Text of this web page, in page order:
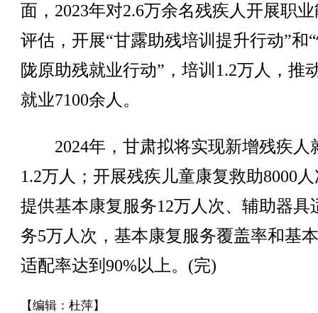
面，2023年对2.6万余名残疾人开展职
评估，开展“甘露助残培训提升行动”和
陇原助残就业行动”，培训1.2万人，推
就业7100余人。
2024年，甘肃拟将实现新增残疾人
1.2万人；开展残疾儿童康复救助8000
提供基本康复服务12万人次、辅助器具
务5万人次，基本康复服务覆盖率和基
适配率达到90%以上。(完)
【编辑：杜萍】